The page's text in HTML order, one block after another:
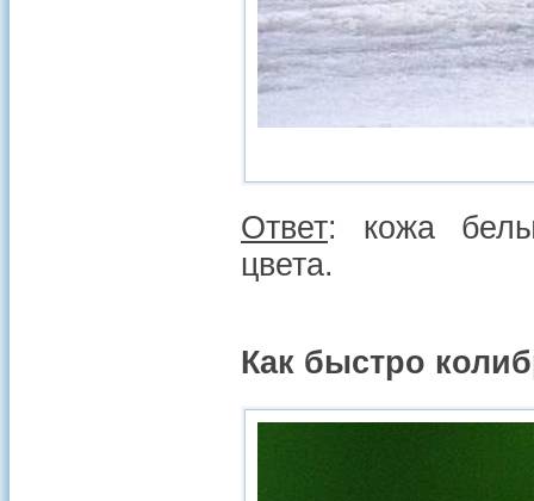
Ответ: кожа
цвета.
Как быстро